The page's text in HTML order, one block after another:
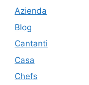
Azienda
Blog
Cantanti
Casa
Chefs